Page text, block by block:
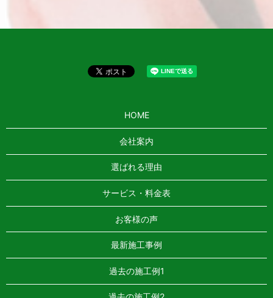
HOME
会社案内
選ばれる理由
サービス・料金表
お客様の声
最新施工事例
過去の施工例1